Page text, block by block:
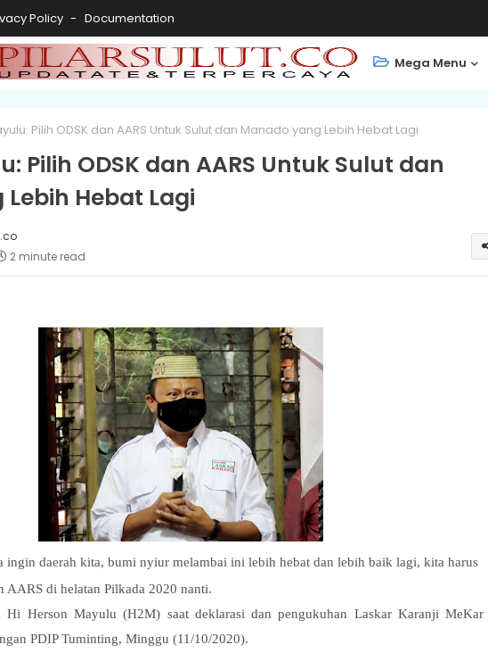
Policy Documentation
Mega Menu
Pilih ODSK dan AARS Untuk Sulut dan Manado yang Lebih Hebat Lagi
Pilih ODSK dan AARS Untuk Sulut dan
Hebat Lagi
2 minute read
ingin daerah kita, bumi nyiur melambai ini lebih hebat dan lebih baik lagi, kita harus
di helatan Pilkada 2020 nanti.
Hi Herson Mayulu (H2M) saat deklarasi dan pengukuhan Laskar Karanji MeKar
PDIP Tuminting, Minggu (11/10/2020).